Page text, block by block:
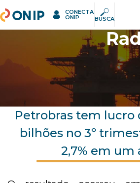
Pesquisar
ONIP CONECTA
ONIP BUSCA
Petrobras tem lucro
bilhões no 3º
2,7% em um